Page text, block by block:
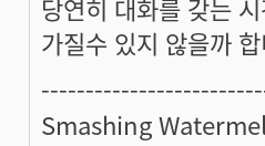
당연히 대화를 갖는
가질수 있지 않을까
Smashing